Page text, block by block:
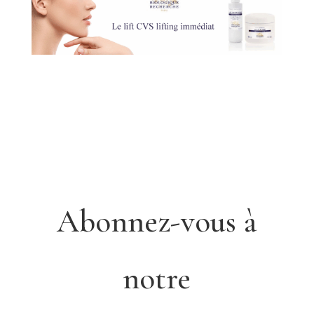
Abonnez-vous à
notre